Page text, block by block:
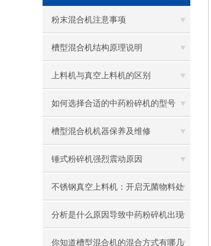
粉末混合机注意事项
槽型混合机结构原理说明
上料机与真空上料机的区别
如何选择合适的中药粉碎机的型号
槽型混合机机器保养及维修
锤式粉碎机强烈震动原因
不锈钢真空上料机：开启无菌物料处
理的新纪元
分析是什么原因导致中药粉碎机出现
堵塞现象
你知道槽型混合机的混合方式有哪几